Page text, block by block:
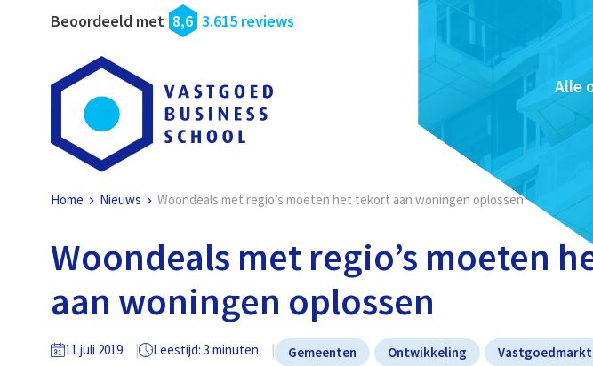
Beoordeeld met 8,6 3.615 reviews
Alle
Home Nieuws Woondeals met regio’s moeten het tekort aan woningen oplossen
Woondeals met regio’s moeten
aan woningen oplossen
11 juli 2019 Leestijd: 3 minuten Gemeenten Ontwikkeling Vastgoedmarkt